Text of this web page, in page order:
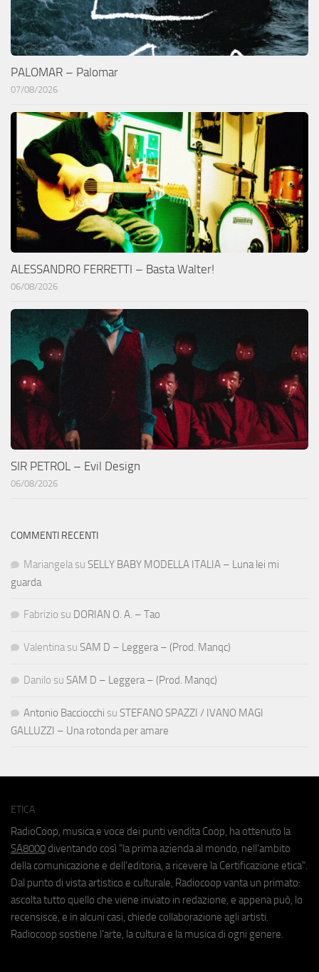
PALOMAR – Palomar
07/08/2026
ALESSANDRO FERRETTI – Basta Walter!
06/08/2026
SIR PETROL – Evil Design
06/08/2026
COMMENTI RECENTI
Mariangela su SELLY BABY MODELLA ITALIA – Luna lei mi
guarda
Fabrizio su DORIAN O. A. – Tao
Valentina su SAM D – Leggera – (Prod. Manqc)
Danilo su SAM D – Leggera – (Prod. Manqc)
Antonio Bacciocchi su STEFANO SPAZZI / IVANO MAGI
GALLUZZI – Una rotonda per amare
ETICA
RadioCoop, musica e voce dei punti vendita Coop, ha ottenuto la
SA8000 diventando così "la prima azienda al mondo, nell'ambito
della comunicazione e dell'editoria, a ricevere la Certificazione etica".
Dal punto di vista artistico e culturale, Radiocoop vanta un primato:
ascolta tutto quello che viene inviato in redazione, e appena può, lo
recensisce, e in alcuni casi, chiede collaborazione agli artisti.
Radiocoop sostiene l'arte, la cultura e la musica di ogni genere.